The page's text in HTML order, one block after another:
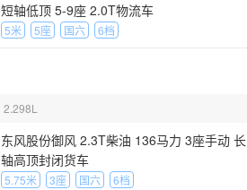
短轴低顶 5-9座 2.0T物流车
5米 5座 国六 6档
2.298L
东风股份御风 2.3T柴油 136马力 3座手动 长
轴高顶封闭货车
5.75米 3座 国六 6档